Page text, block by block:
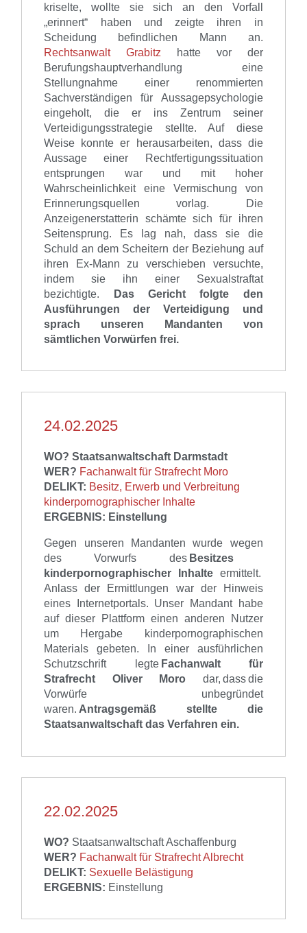
kriselte, wollte sie sich an den Vorfall
„erinnert“ haben und zeigte ihren in
Scheidung befindlichen Mann an.
Rechtsanwalt Grabitz hatte vor der
Berufungshauptverhandlung eine
Stellungnahme einer renommierten
Sachverständigen für Aussagepsychologie
eingeholt, die er ins Zentrum seiner
Verteidigungsstrategie stellte. Auf diese
Weise konnte er herausarbeiten, dass die
Aussage einer Rechtfertigungssituation
entsprungen war und mit hoher
Wahrscheinlichkeit eine Vermischung von
Erinnerungsquellen vorlag. Die
Anzeigenerstatterin schämte sich für ihren
Seitensprung. Es lag nah, dass sie die
Schuld an dem Scheitern der Beziehung auf
ihren Ex-Mann zu verschieben versuchte,
indem sie ihn einer Sexualstraftat
bezichtigte.
Das Gericht folgte den
Ausführungen der Verteidigung und
sprach unseren Mandanten von
sämtlichen Vorwürfen frei.
24.02.2025
WO? Staatsanwaltschaft Darmstadt
WER? Fachanwalt für Strafrecht Moro
DELIKT: Besitz, Erwerb und Verbreitung
kinderpornographischer Inhalte
ERGEBNIS: Einstellung
Gegen unseren Mandanten wurde wegen
des Vorwurfs des Besitzes
kinderpornographischer Inhalte ermittelt.
Anlass der Ermittlungen war der Hinweis
eines Internetportals. Unser Mandant
habe
auf dieser Plattform einen anderen Nutzer
um Hergabe kinderpornographischen
Materials gebeten.
In einer ausführlichen
Schutzschrift
legte Fachanwalt für
Strafrecht Oliver Moro
dar, dassdie
Vorwürfe unbegründet
waren. Antragsgemäß stellte d ie
Staatsanwaltschaftdas Verfahren ein.
22.02.2025
WO? Staatsanwaltschaft Aschaffenburg
WER? Fachanwalt für Strafrecht Albrecht
DELIKT: Sexuelle Belästigung
ERGEBNIS: Einstellung